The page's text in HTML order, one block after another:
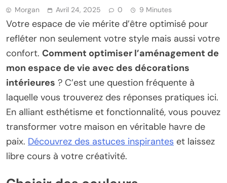
Morgan Avril 24, 2025 0 9 Minutes
Votre espace de vie mérite d’être optimisé pour
refléter non seulement votre style mais aussi votre
confort. Comment optimiser l’aménagement de
mon espace de vie avec des décorations
intérieures ? C’est une question fréquente à
laquelle vous trouverez des réponses pratiques ici.
En alliant esthétisme et fonctionnalité, vous pouvez
transformer votre maison en véritable havre de
paix. Découvrez des astuces inspirantes et laissez
libre cours à votre créativité.